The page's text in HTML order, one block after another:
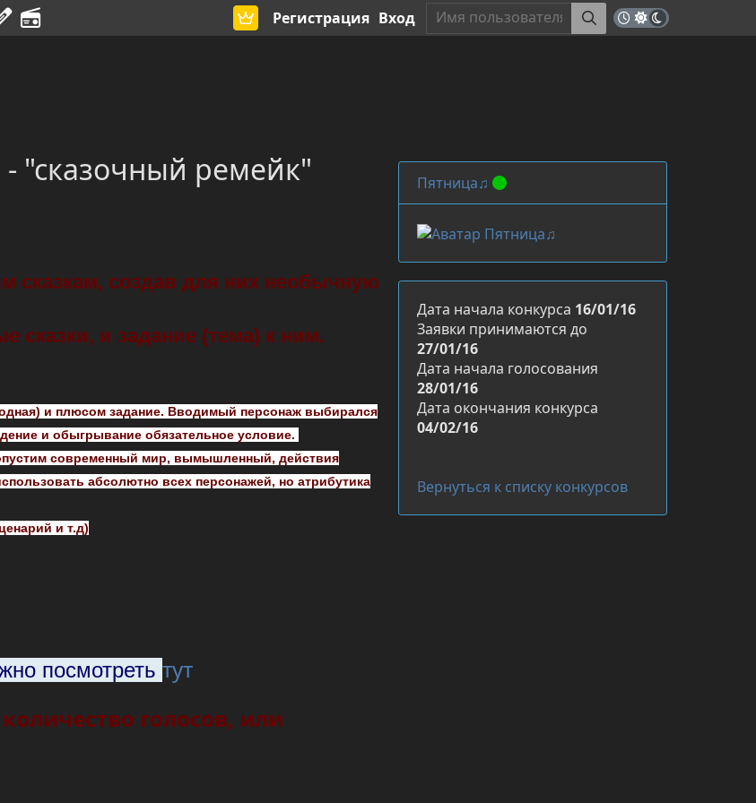
Регистрация Вход
- "сказочный ремейк"
создав для них необычную
сказки, и задание (тема) к ним.
и плюсом задание. Вводимый персонаж выбирался
и обыгрывание обязательное условие.
современный мир, вымышленный, действия
абсолютно всех персонажей, но атрибутика
и т.д)
посмотреть тут
голосов, или
Пятница♫
Дата начала конкурса 16/01/16
Заявки принимаются до
27/01/16
Дата начала голосования
28/01/16
Дата окончания конкурса
04/02/16
Вернуться к списку конкурсов